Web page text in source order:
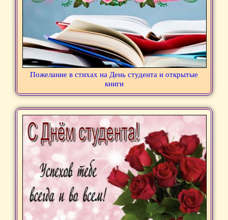
Пожелание в стихах на День студента и открытые
книги